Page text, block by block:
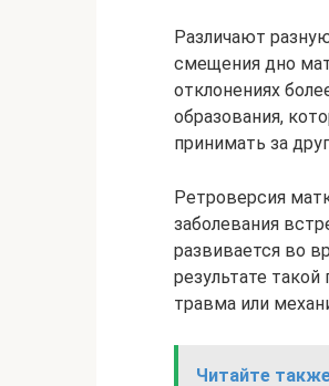
Различают
смещения дно
отклонениях
образования,
принимать за
Ретроверсия
заболевания
развивается во
результате
травма или
Читайте